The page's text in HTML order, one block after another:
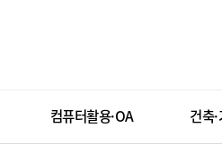
컴퓨터활용·OA 건축